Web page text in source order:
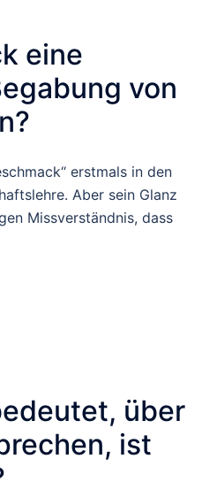
eine
von
erstmals in den
Aber sein Glanz
Missverständnis, dass
über
ist